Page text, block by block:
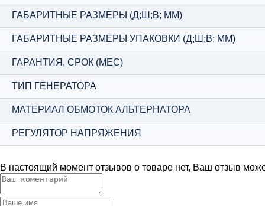
ГАБАРИТНЫЕ РАЗМЕРЫ (Д;Ш;В; ММ)
ГАБАРИТНЫЕ РАЗМЕРЫ УПАКОВКИ (Д;Ш;В; ММ)
ГАРАНТИЯ, СРОК (МЕС)
ТИП ГЕНЕРАТОРА
МАТЕРИАЛ ОБМОТОК АЛЬТЕРНАТОРА
РЕГУЛЯТОР НАПРЯЖЕНИЯ
В настоящий момент отзывов о товаре нет, Ваш отзыв